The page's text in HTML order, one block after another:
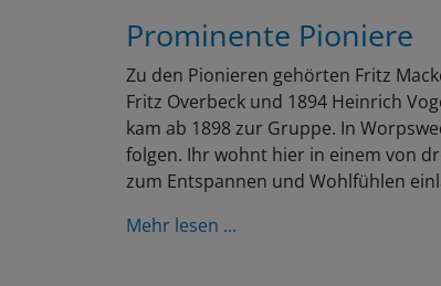
Prominente Pioniere
Zu den Pionieren gehörten Fritz
Fritz Overbeck und 1894 Heinrich
kam ab 1898 zur Gruppe. In
folgen. Ihr wohnt hier in einem von
zum Entspannen und Wohlfühlen
Mehr lesen ...